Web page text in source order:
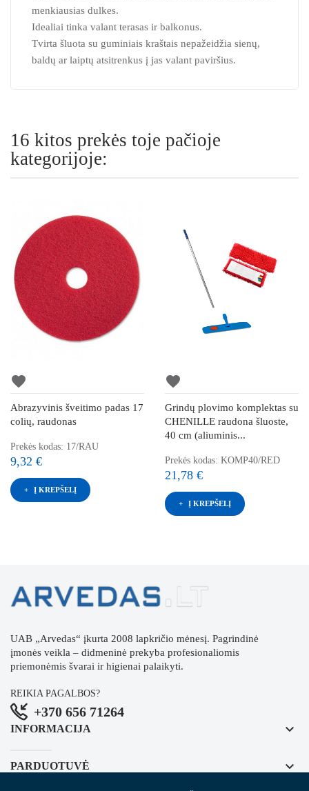
menkiausias dulkes.
Idealiai tinka valant terasas ir balkonus.
Tvirta šluota su guminiais kraštais nepažeidžia sienų,
baldų ar laiptų atsitrenkus į jas valant paviršius.
16 kitos prekės toje pačioje
kategorijoje:
favorite
Abrazyvinis šveitimo padas 17
colių, raudonas
Prekės kodas: 17/RAU
9,32 €
Į KREPŠELĮ
favorite
Grindų plovimo komplektas su
CHENILLE raudona šluoste,
40 cm (aliuminis...
Prekės kodas: KOMP40/RED
21,78 €
Į KREPŠELĮ
UAB „Arvedas“ įkurta 2008 lapkričio mėnesį. Pagrindinė
įmonės veikla – didmeninė prekyba profesionaliomis
priemonėmis švarai ir higienai palaikyti.
REIKIA PAGALBOS?
+370 656 71264
INFORMACIJA keyboard_arrow_down
PARDUOTUVĖ keyboard_arrow_down